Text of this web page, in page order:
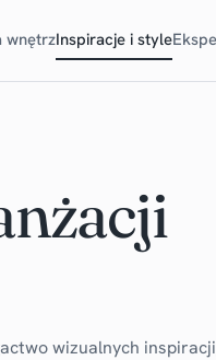
wnętrzInspiracje i style
wizualnych